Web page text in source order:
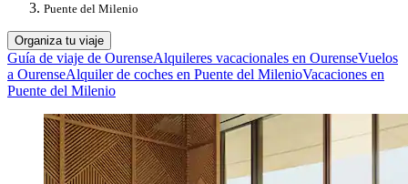
Puente del Milenio
Organiza tu viaje
Guía de viaje de OurenseAlquileres vacacionales en OurenseVuelos
a OurenseAlquiler de coches en Puente del MilenioVacaciones en
Puente del Milenio